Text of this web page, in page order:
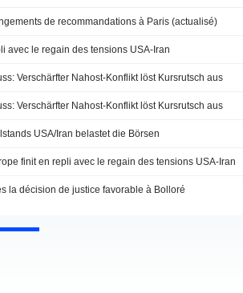
de recommandations à Paris (actualisé)
avec le regain des tensions USA-Iran
Verschärfter Nahost-Konflikt löst Kursrutsch aus
Verschärfter Nahost-Konflikt löst Kursrutsch aus
USA/Iran belastet die Börsen
finit en repli avec le regain des tensions USA-Iran
la décision de justice favorable à Bolloré